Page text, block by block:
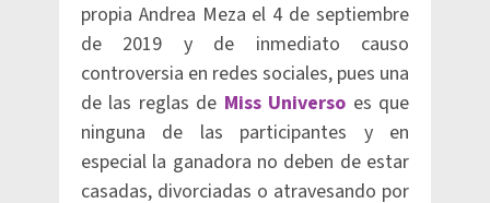
propia Andrea Meza el 4 de septiembre
de 2019 y de inmediato causo
controversia en redes sociales, pues una
de las reglas de Miss Universo es que
ninguna de las participantes y en
especial la ganadora no deben de estar
casadas, divorciadas o atravesando por